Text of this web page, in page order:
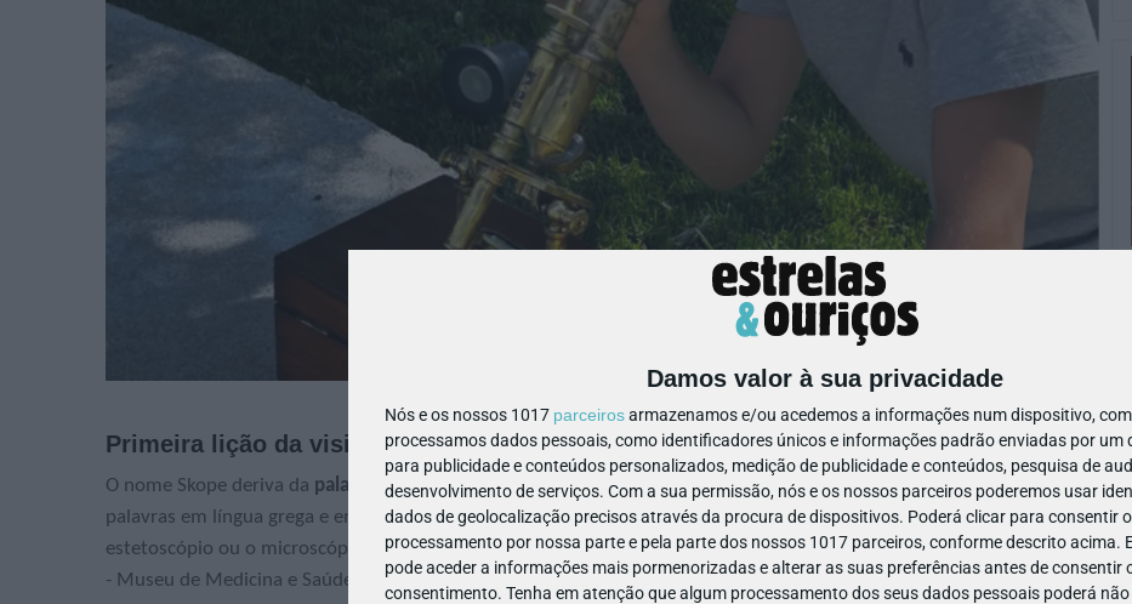
Damos valor à sua privacidade
Nós e os nossos 1017 parceirosarmazenamos e/ou acedemos a informações num dispositivo,
processamos dados pessoais, como identificadores únicos e informações padrão enviadas por um
para publicidade e conteúdos personalizados, medição de publicidade e conteúdos, pesquisa de
desenvolvimento de serviços. Com a sua permissão, nós e os nossos parceiros poderemos usar
dados de geolocalização precisos através da procura de dispositivos. Poderá clicar para consentir o
processamento por nossa parte e pela parte dos nossos 1017 parceiros, conforme descrito acima.
pode aceder a informações mais pormenorizadas e alterar as suas preferências antes de consentir
consentimento. Tenha em atenção que algum processamento dos seus dados pessoais poderá não
Primeira lição da visita!
O nome Skope deriva da palavra grega skopein, que significa “observar” ou “examinar”. É também raiz de várias
palavras em língua grega e em línguas modernas de diversos objetos que nos permitem “ver mais longe”, como o
estetoscópio ou o microscópio. E é precisamente o desafio de ver mais longe que nos é lançado numa visita ao Skope
- Museu de Medicina e Saúde.